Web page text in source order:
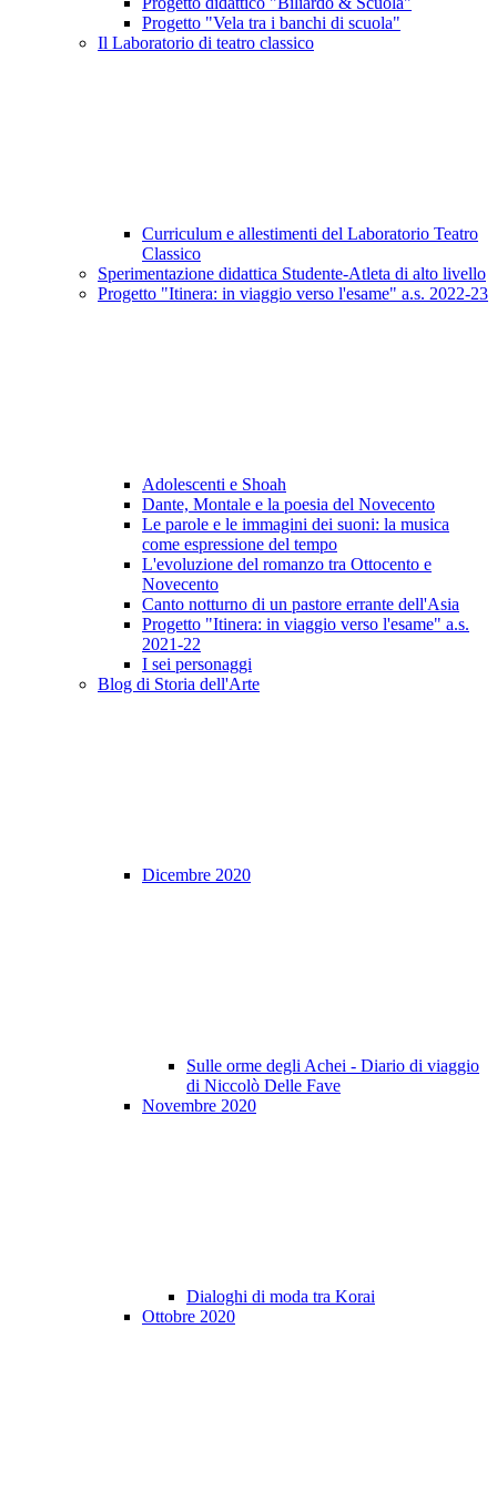
Progetto "Vela tra i banchi di scuola"
Il Laboratorio di teatro classico
Curriculum e allestimenti del Laboratorio Teatro
Classico
Sperimentazione didattica Studente-Atleta di alto livello
Progetto "Itinera: in viaggio verso l'esame" a.s. 2022-23
Adolescenti e Shoah
Dante, Montale e la poesia del Novecento
Le parole e le immagini dei suoni: la musica
come espressione del tempo
L'evoluzione del romanzo tra Ottocento e
Novecento
Canto notturno di un pastore errante dell'Asia
Progetto "Itinera: in viaggio verso l'esame" a.s.
2021-22
I sei personaggi
Blog di Storia dell'Arte
Dicembre 2020
Sulle orme degli Achei - Diario di viaggio
di Niccolò Delle Fave
Novembre 2020
Dialoghi di moda tra Korai
Ottobre 2020